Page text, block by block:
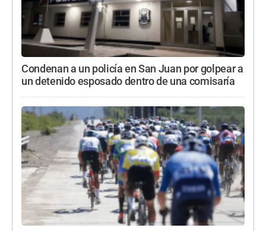
Condenan a un policía en San Juan por golpear a
un detenido esposado dentro de una comisaría